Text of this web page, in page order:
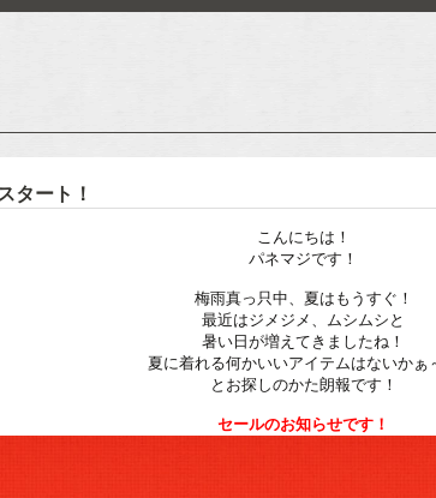
タート！
こんにちは！
パネマジです！
梅雨真っ只中、夏はもうすぐ！
最近はジメジメ、ムシムシと
暑い日が増えてきましたね！
夏に着れる何かいいアイテムはないかぁ
とお探しのかた朗報です！
セールのお知らせです！